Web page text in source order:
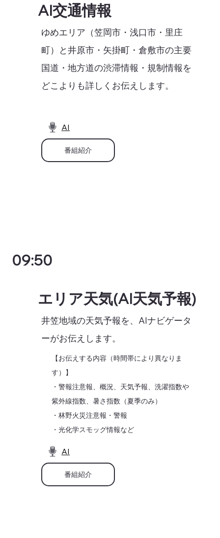
AI交通情報
ゆめエリア（笠岡市・浅口市・里庄
町）と井原市・矢掛町・倉敷市の主要
国道・地方道の渋滞情報・規制情報を
どこよりも詳しくお伝えします。
AI
番組紹介
09:50
エリア天気(AI天気予報)
井笠地域の天気予報を、AIナビゲータ
ーがお伝えします。
【お伝えする内容（時間帯により異なりま
す）】
・警報注意報、概況、天気予報、洗濯指数や
紫外線指数、暑さ指数（夏季のみ）
・林野火災注意報・警報
・光化学スモッグ情報など
AI
番組紹介